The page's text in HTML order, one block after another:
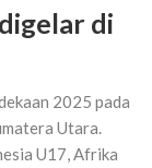
di
2025 pada
Utara.
U17, Afrika